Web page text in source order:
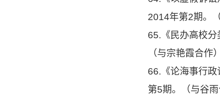
2014年第2期。
65.《民办高校
（与宗艳霞合作
66.《论海事行
第5期。（与谷